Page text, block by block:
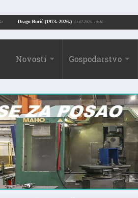
Drago Borić (1973.-2026.) 31.07.2026. 19:10
24.07.2026. 13:51
Novosti Gospodarstvo